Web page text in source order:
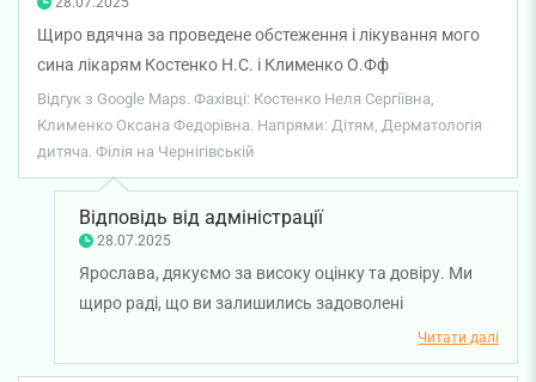
Щиро вдячна за проведене обстеження і лікування мого
сина лікарям Костенко Н.С. і Клименко О.Фф
Відгук з Google Maps. Фахівці: Костенко Неля Сергіївна,
Клименко Оксана Федорівна. Напрями: Дітям, Дерматологія
дитяча. Філія на Чернігівській
Відповідь від адміністрації
28.07.2025
Ярослава, дякуємо за високу оцінку та довіру. Ми
щиро раді, що ви залишились задоволені
обстеженнями та лікуванням вашого сина у лікаря-
дитячого дерматолога Костенко Нелі Сергіївни та
Читати далі